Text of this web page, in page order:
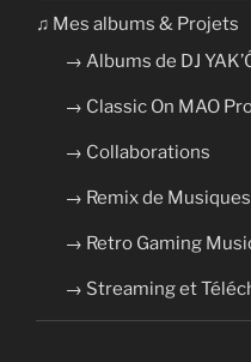
​​♫ Mes albums & Projets
→ Albums de DJ
→ Classic On MAO
→ Collaborations
→ Remix de
→ Retro Gaming
→ Streaming et